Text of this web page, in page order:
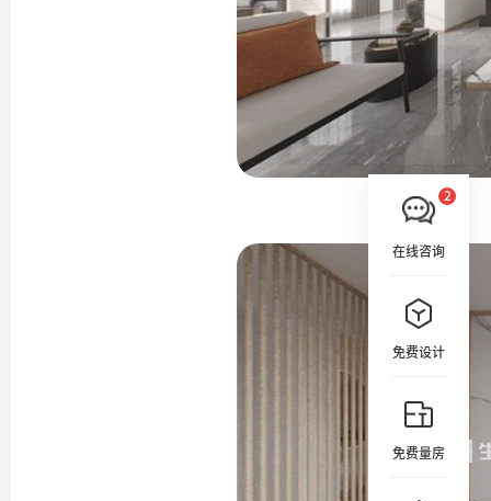
在线咨询
免费设计
免费量房